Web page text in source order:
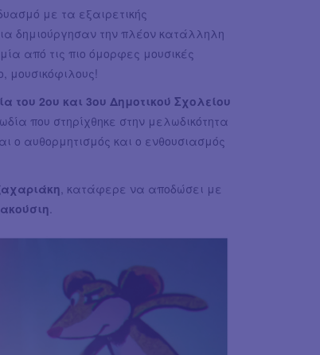
με τα εξαιρετικής
δημιούργησαν την πλέον κατάλληλη
από τις πιο όμορφες μουσικές
μουσικόφιλους!
του 2ου και 3ου Δημοτικού Σχολείου
που στηρίχθηκε στην μελωδικότητα
ο αυθορμητισμός και ο ενθουσιασμός
, κατάφερε να αποδώσει με